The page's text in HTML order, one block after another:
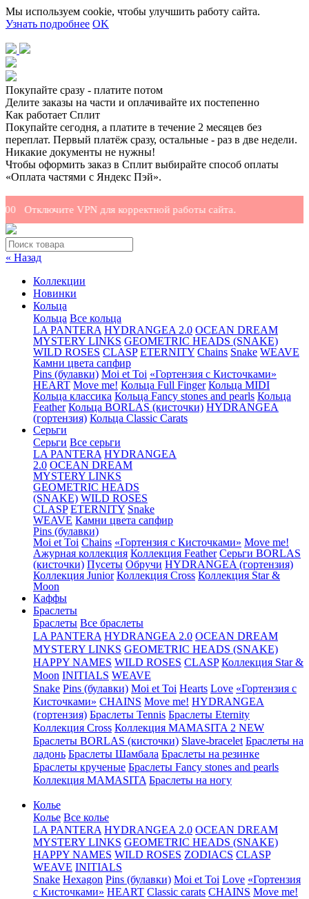
Мы используем cookie, чтобы улучшить работу сайта.
Узнать подробнее OK
Покупайте сразу - платите потом
Делите заказы на части и оплачивайте их постепенно
Как работает Сплит
Покупайте сегодня, а платите в течение 2 месяцев без
переплат. Первый платёж сразу, остальные - раз в две недели.
Никакие документы не нужны!
Чтобы оформить заказ в Сплит выбирайте способ оплаты
«Оплата частями с Яндекс Пэй».
VPN для корректной работы сайта.
« Назад
Коллекции
Новинки
Кольца
Кольца Все кольца
LA PANTERA HYDRANGEA 2.0 OCEAN DREAM
MYSTERY LINKS GEOMETRIC HEADS (SNAKE)
WILD ROSES CLASP ETERNITY Chains Snake WEAVE
Камни цвета сапфир
Pins (булавки) Moi et Toi «Гортензия с Кисточками»
HEART Move me! Кольца Full Finger Кольца MIDI
Кольца классика Кольца Fancy stones and pearls Кольца
Feather Кольца BORLAS (кисточки) HYDRANGEA
(гортензия) Кольца Classic Carats
Серьги
Серьги Все серьги
LA PANTERA HYDRANGEA
2.0 OCEAN DREAM
MYSTERY LINKS
GEOMETRIC HEADS
(SNAKE) WILD ROSES
CLASP ETERNITY Snake
WEAVE Камни цвета сапфир
Pins (булавки)
Moi et Toi Chains «Гортензия с Кисточками» Move me!
Ажурная коллекция Коллекция Feather Серьги BORLAS
(кисточки) Пусеты Обручи HYDRANGEA (гортензия)
Коллекция Junior Коллекция Cross Коллекция Star &
Moon
Каффы
Браслеты
Браслеты Все браслеты
LA PANTERA HYDRANGEA 2.0 OCEAN DREAM
MYSTERY LINKS GEOMETRIC HEADS (SNAKE)
HAPPY NAMES WILD ROSES CLASP Коллекция Star &
Moon INITIALS WEAVE
Snake Pins (булавки) Moi et Toi Hearts Love «Гортензия с
Кисточками» CHAINS Move me! HYDRANGEA
(гортензия) Браслеты Tennis Браслеты Eternity
Коллекция Cross Коллекция MAMASITA 2 NEW
Браслеты BORLAS (кисточки) Slave-bracelet Браслеты на
ладонь Браслеты Шамбала Браслеты на резинке
Браслеты крученые Браслеты Fancy stones and pearls
Коллекция MAMASITA Браслеты на ногу
Колье
Колье Все колье
LA PANTERA HYDRANGEA 2.0 OCEAN DREAM
MYSTERY LINKS GEOMETRIC HEADS (SNAKE)
HAPPY NAMES WILD ROSES ZODIACS CLASP
WEAVE INITIALS
Snake Hexagon Pins (булавки) Moi et Toi Love «Гортензия
с Кисточками» HEART Classic carats CHAINS Move me!